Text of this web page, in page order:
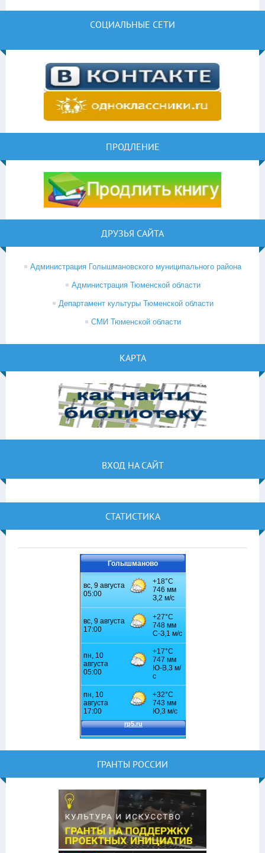
СОЦИАЛЬНЫЕ СЕТИ
ПРОДЛЕНИЕ
ДРУЗЬЯ САЙТА
Администрация Голышмановского муниципального района
Администрация Тюменской области
Департамент культуры Тюменской области
СМИ Тюменской области
КАРТА
ВХОД НА САЙТ
СТАТИСТИКА
Голышманово
ГРАНТЫ РОССИИ